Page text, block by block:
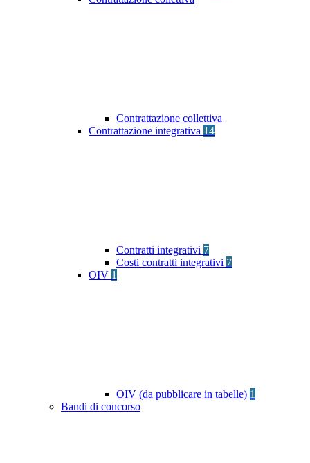
Contrattazione collettiva
Contrattazione integrativa 14
Contratti integrativi 7
Costi contratti integrativi 7
OIV 1
OIV (da pubblicare in tabelle) 1
Bandi di concorso